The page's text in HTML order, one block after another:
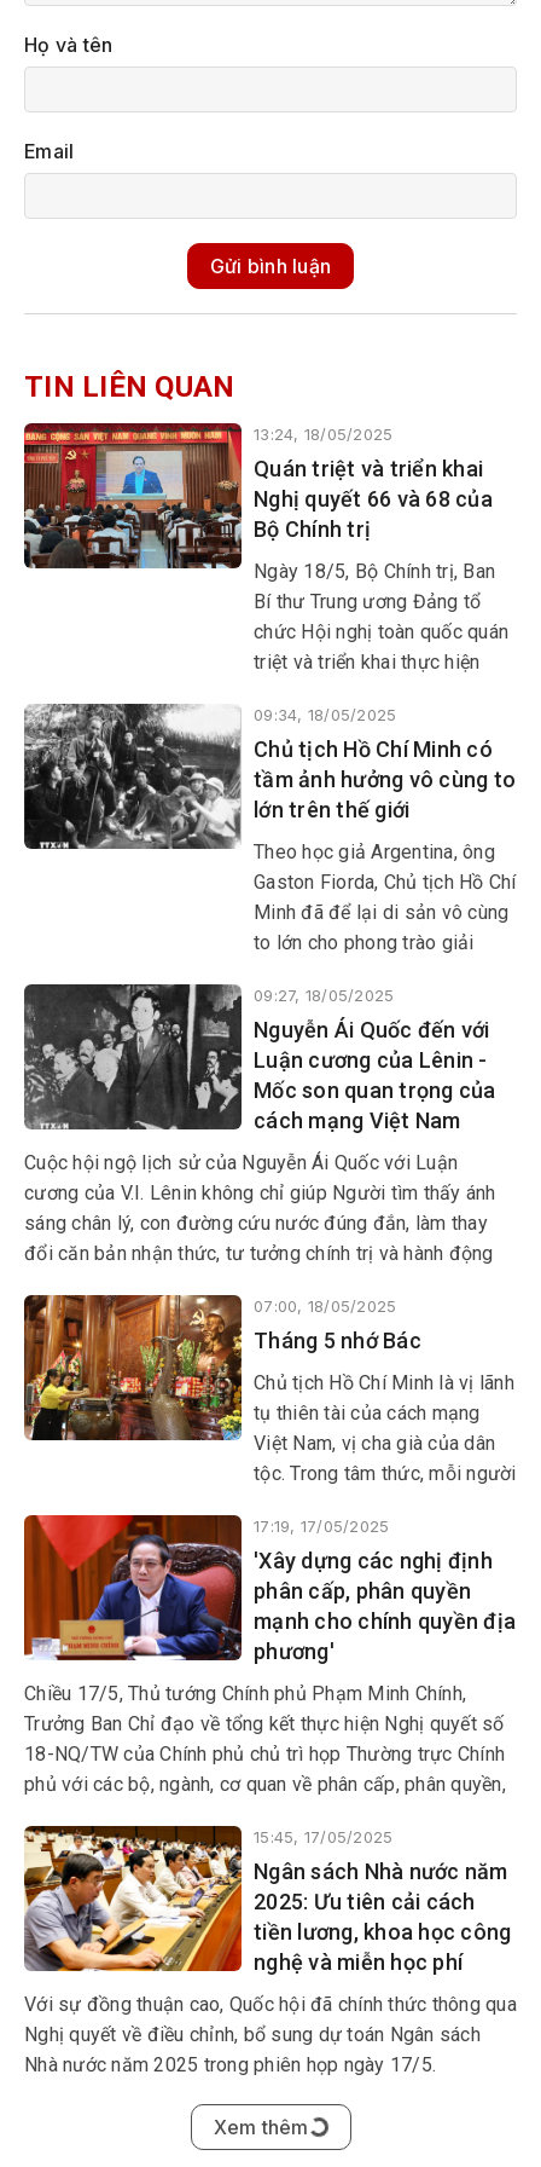
Họ và tên
Email
Gửi bình luận
TIN LIÊN QUAN
13:24, 18/05/2025
Quán triệt và triển khai
Nghị quyết 66 và 68 của
Bộ Chính trị
Ngày 18/5, Bộ Chính trị, Ban
Bí thư Trung ương Đảng tổ
chức Hội nghị toàn quốc quán
triệt và triển khai thực hiện
30/4/2025 của Bộ Chính trị về
đổi mới công tác xây dựng và
thi hành pháp luật đáp ứng
yêu cầu phát triển đất nước
trong kỷ nguyên mới và Nghị
quyết 68-NQ/TW, ngày
4/5/2025 của Bộ Chính trị về
phát triển kinh tế tư nhân.
09:34, 18/05/2025
Chủ tịch Hồ Chí Minh có
tầm ảnh hưởng vô cùng to
lớn trên thế giới
Theo học giả Argentina, ông
Gaston Fiorda, Chủ tịch Hồ Chí
Minh đã để lại di sản vô cùng
to lớn cho phong trào giải
tranh chống thực dân trên thế
giới.
09:27, 18/05/2025
Nguyễn Ái Quốc đến với
Luận cương của Lênin -
Mốc son quan trọng của
cách mạng Việt Nam
Cuộc hội ngộ lịch sử của Nguyễn Ái Quốc với Luận
cương của V.I. Lênin không chỉ giúp Người tìm thấy ánh
sáng chân lý, con đường cứu nước đúng đắn, làm thay
đổi căn bản nhận thức, tư tưởng chính trị và hành động
vận mệnh của dân tộc Việt Nam.07:00, 18/05/2025
Tháng 5 nhớ Bác
​​​​​​​Chủ tịch Hồ Chí Minh là vị lãnh
tụ thiên tài của cách mạng
Việt Nam, vị cha già của dân
tộc. Trong tâm thức, mỗi người
là Bác Hồ. Bác đã dành trọn
cuộc đời mình cho sự nghiệp
đấu tranh giải phóng dân tộc;
cho nền độc lập, hòa bình,
thống nhất đất nước; cho tự
do, no ấm, hạnh phúc của
Nhân dân.
17:19, 17/05/2025
'Xây dựng các nghị định
phân cấp, phân quyền
mạnh cho chính quyền địa
phương'
Chiều 17/5, Thủ tướng Chính phủ Phạm Minh Chính,
Trưởng Ban Chỉ đạo về tổng kết thực hiện Nghị quyết số
18-NQ/TW của Chính phủ chủ trì họp Thường trực Chính
phủ với các bộ, ngành, cơ quan về phân cấp, phân quyền,
chức chính quyền địa phương 2 cấp.
15:45, 17/05/2025
Ngân sách Nhà nước năm
2025: Ưu tiên cải cách
tiền lương, khoa học công
nghệ và miễn học phí
Với sự đồng thuận cao, Quốc hội đã chính thức thông qua
Nghị quyết về điều chỉnh, bổ sung dự toán Ngân sách
Nhà nước năm 2025 trong phiên họp ngày 17/5.
2025-06-30 23:12:22.0
Hướng tới tư duy, tầm nhìn